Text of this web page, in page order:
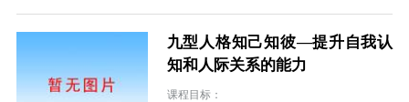
九型人格知己知彼—提升自我认
知和人际关系的能力
课程目标：